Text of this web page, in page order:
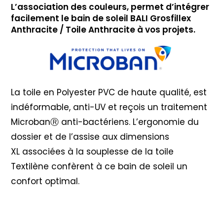
L’association des couleurs, permet d’intégrer
facilement le bain de soleil BALI Grosfillex
Anthracite / Toile Anthracite à vos projets.
La toile en Polyester PVC de haute qualité, est
indéformable, anti-UV et reçois un traitement
MicrobanⓇ anti-bactériens. L’ergonomie du
dossier et de l’assise aux dimensions
XL associées à la souplesse de la toile
Textilène confèrent à ce bain de soleil un
confort optimal.